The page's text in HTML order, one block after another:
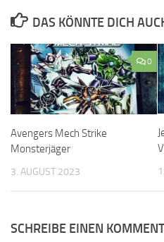
DAS KÖNNTE DICH
0
Avengers Mech Strike
Monsterjäger
3. AUGUST 2023
SCHREIBE EINEN